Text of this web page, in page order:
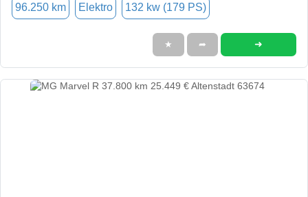
96.250 km Elektro 132 kw (179 PS)
★ ➦ ➜